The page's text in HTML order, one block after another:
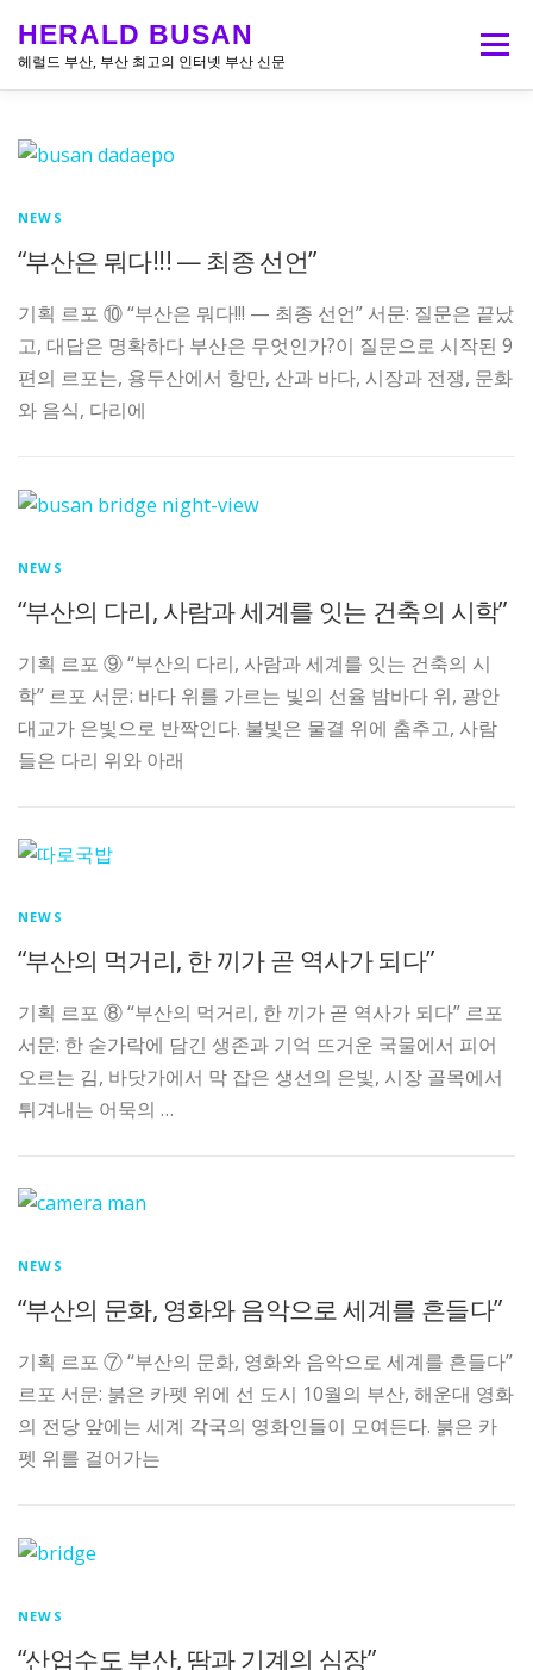
HERALD BUSAN
헤럴드 부산, 부산 최고의 인터넷 부산 신문
메뉴
NEWS
“부산은 뭐다!!! — 최종 선언”
기획 르포 ⑩ “부산은 뭐다!!! — 최종 선언” 서문: 질문은 끝났
고, 대답은 명확하다 부산은 무엇인가?이 질문으로 시작된 9
편의 르포는, 용두산에서 항만, 산과 바다, 시장과 전쟁, 문화
와 음식, 다리에
NEWS
“부산의 다리, 사람과 세계를 잇는 건축의 시학”
기획 르포 ⑨ “부산의 다리, 사람과 세계를 잇는 건축의 시
학” 르포 서문: 바다 위를 가르는 빛의 선율 밤바다 위, 광안
대교가 은빛으로 반짝인다. 불빛은 물결 위에 춤추고, 사람
들은 다리 위와 아래
NEWS
“부산의 먹거리, 한 끼가 곧 역사가 되다”
기획 르포 ⑧ “부산의 먹거리, 한 끼가 곧 역사가 되다” 르포
서문: 한 숟가락에 담긴 생존과 기억 뜨거운 국물에서 피어
오르는 김, 바닷가에서 막 잡은 생선의 은빛, 시장 골목에서
튀겨내는 어묵의 …
NEWS
“부산의 문화, 영화와 음악으로 세계를 흔들다”
기획 르포 ⑦ “부산의 문화, 영화와 음악으로 세계를 흔들다”
르포 서문: 붉은 카펫 위에 선 도시 10월의 부산, 해운대 영화
의 전당 앞에는 세계 각국의 영화인들이 모여든다. 붉은 카
펫 위를 걸어가는
NEWS
“산업수도 부산, 땀과 기계의 심장”